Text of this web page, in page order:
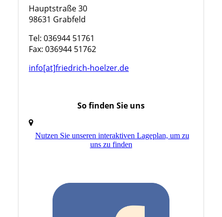
Hauptstraße 30
98631 Grabfeld
Tel: 036944 51761
Fax: 036944 51762
info[at]friedrich-hoelzer.de
So finden Sie uns
Nutzen Sie unseren interaktiven La­ge­plan, um zu
uns zu finden